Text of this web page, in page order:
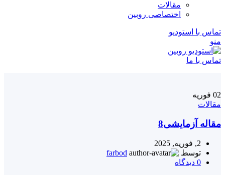
مقالات
اختصاصی روبین
تماس با استودیو
منو
تماس با ما
02 فوریه
مقالات
مقاله آزمایشی8
2, فوریه, 2025
توسط
farbod
0 دیدگاه